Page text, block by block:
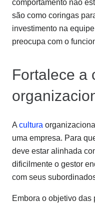
comportamento não
são como coringas
investimento na
preocupa com o
Fortalece a
A cultura
uma empresa. Para
deve estar alinhada
dificilmente o gestor
com seus
Embora o objetivo das